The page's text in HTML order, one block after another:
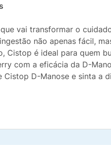
vai transformar o
não apenas fácil,
Cistop é ideal para quem
com a eficácia da D-
D-Manose e sinta a